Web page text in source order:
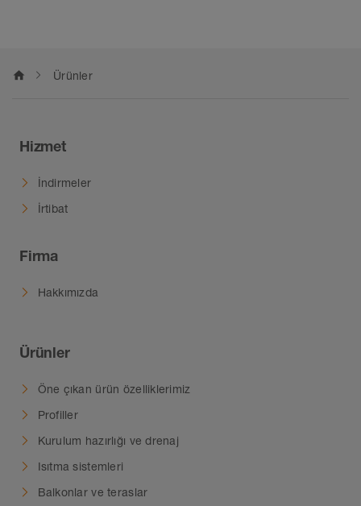
home Ürünler
Hizmet
İndirmeler
İrtibat
Firma
Hakkımızda
Ürünler
Öne çıkan ürün özelliklerimiz
Profiller
Kurulum hazırlığı ve drenaj
Isıtma sistemleri
Balkonlar ve teraslar